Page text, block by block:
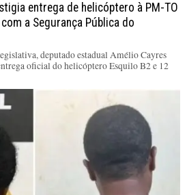
entrega de helicóptero à PM-TO
a Segurança Pública do
deputado estadual Amélio Cayres
oficial do helicóptero Esquilo B2 e 12